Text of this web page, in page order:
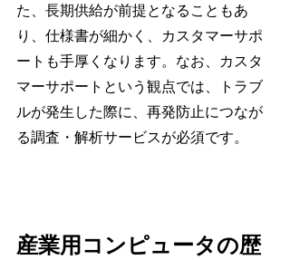
た、長期供給が前提となることもあ
り、仕様書が細かく、カスタマーサポ
ートも手厚くなります。なお、カスタ
マーサポートという観点では、トラブ
ルが発生した際に、再発防止につなが
る調査・解析サービスが必須です。
産業用コンピュータの歴